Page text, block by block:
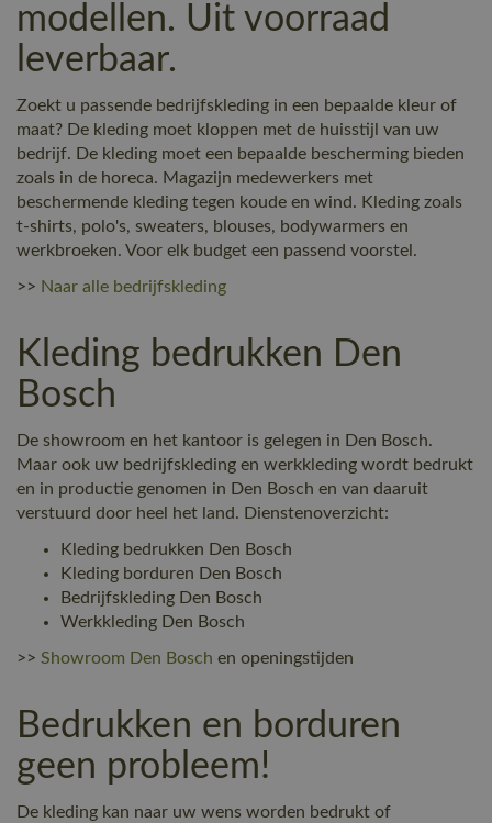
modellen. Uit voorraad
leverbaar.
Zoekt u passende bedrijfskleding in een bepaalde kleur of
maat? De kleding moet kloppen met de huisstijl van uw
bedrijf. De kleding moet een bepaalde bescherming bieden
zoals in de horeca. Magazijn medewerkers met
beschermende kleding tegen koude en wind. Kleding zoals
t-shirts, polo's, sweaters, blouses, bodywarmers en
werkbroeken. Voor elk budget een passend voorstel.
>> Naar alle bedrijfskleding
Kleding bedrukken Den
Bosch
De showroom en het kantoor is gelegen in Den Bosch.
Maar ook uw bedrijfskleding en werkkleding wordt bedrukt
en in productie genomen in Den Bosch en van daaruit
verstuurd door heel het land. Dienstenoverzicht:
Kleding bedrukken Den Bosch
Kleding borduren Den Bosch
Bedrijfskleding Den Bosch
Werkkleding Den Bosch
>> Showroom Den Bosch en openingstijden
Bedrukken en borduren
geen probleem!
De kleding kan naar uw wens worden bedrukt of